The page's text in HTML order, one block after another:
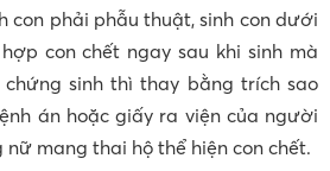
con phải phẫu thuật, sinh con dưới
con chết ngay sau khi sinh mà
sinh thì thay bằng trích sao
án hoặc giấy ra viện của người
nữ mang thai hộ thể hiện con chết.